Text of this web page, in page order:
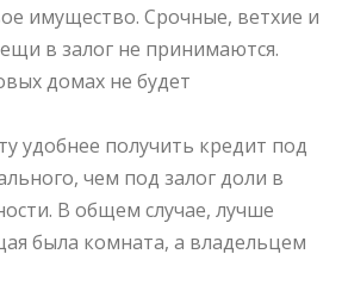
имущество. Срочные, ветхие и
в залог не принимаются.
домах не будет
удобнее получить кредит под
чем под залог доли в
В общем случае, лучше
была комната, а владельцем